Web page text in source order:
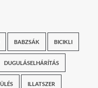
BABZSÁK BICIKLI
DUGULÁSELHÁRÍTÁS
ILLATSZER